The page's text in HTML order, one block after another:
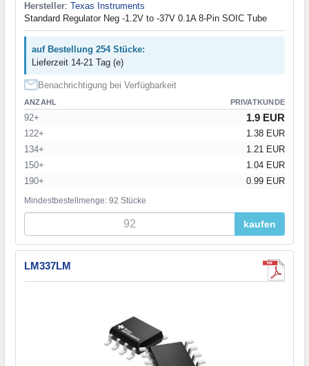
Hersteller: Texas Instruments
Standard Regulator Neg -1.2V to -37V 0.1A 8-Pin SOIC Tube
auf Bestellung 254 Stücke:
Lieferzeit 14-21 Tag (e)
Benachrichtigung bei Verfügbarkeit
ANZAHL PRIVATKUNDE
92+ 1.9 EUR
122+
1.38 EUR
134+
1.21 EUR
150+
1.04 EUR
190+
0.99 EUR
Mindestbestellmenge: 92 Stücke
kaufen
LM337LM